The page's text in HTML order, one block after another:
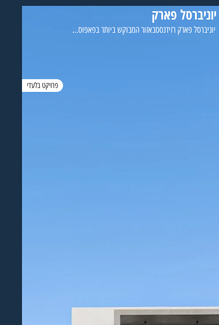
יוניברסל פארק
יוניברסל פארק רזידנססבאזור המבוקש ביותר בפאפוס...
פרויקט בלעדי